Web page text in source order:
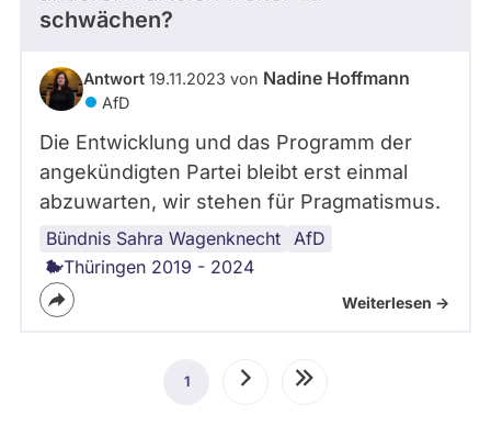
schwächen?
Antwort 19.11.2023 von Nadine Hoffmann
AfD
Die Entwicklung und das Programm der
angekündigten Partei bleibt erst einmal
abzuwarten, wir stehen für Pragmatismus.
Bündnis Sahra Wagenknecht AfD
Landtagswahl
Minderheitenregierung
Regierungsbildung
Thüringen 2019 - 2024
Weiterlesen ->
Seitennummerierung
Aktuelle
1 NächsteLetzte